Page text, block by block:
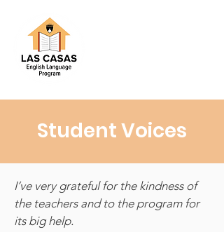
Student Voices
I’ve very grateful for the kindness of
the teachers and to the program for
its big help.